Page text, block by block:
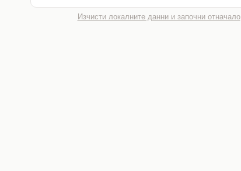
Изчисти локалните данни и започни отначало